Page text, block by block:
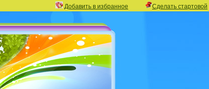
Добавить в избранное Сделать стартовой